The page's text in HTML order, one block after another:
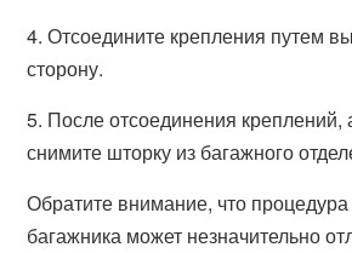
4. Отсоедините крепления путем
сторону.
5. После отсоединения креплений,
снимите шторку из багажного
Обратите внимание, что
багажника может незначительно